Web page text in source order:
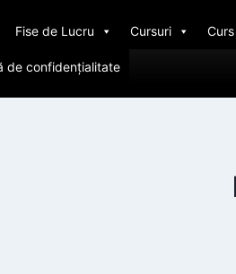
Fise de Lucru Cursuri
de confidențialitate